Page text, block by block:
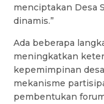
menciptakan Desa
dinamis.”
Ada beberapa
meningkatkan
kepemimpinan
mekanisme
pembentukan